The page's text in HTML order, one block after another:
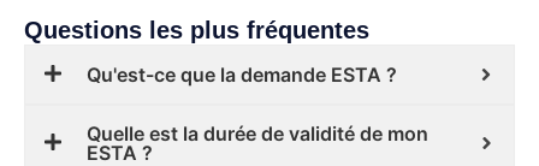
Questions les plus fréquentes
Qu'est-ce que la demande ESTA ?
Quelle est la durée de validité de mon
ESTA ?